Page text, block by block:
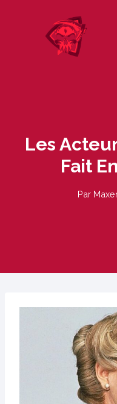
Les
Fait
Par